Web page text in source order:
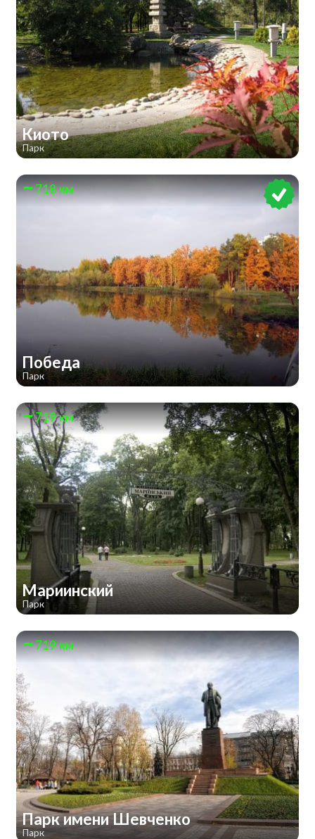
Киото
Парк
718 км
Победа
Парк
719 км
Мариинский
Парк
719 км
Парк имени Шевченко
Парк